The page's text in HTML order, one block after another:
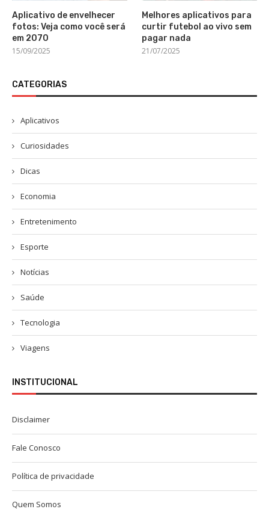
Aplicativo de envelhecer
fotos: Veja como você será
em 2070
15/09/2025
Melhores aplicativos para
curtir futebol ao vivo sem
pagar nada
21/07/2025
CATEGORIAS
Aplicativos
Curiosidades
Dicas
Economia
Entretenimento
Esporte
Notícias
Saúde
Tecnologia
Viagens
INSTITUCIONAL
Disclaimer
Fale Conosco
Política de privacidade
Quem Somos